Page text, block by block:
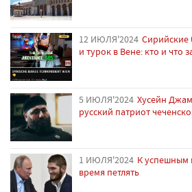
12 ИЮЛЯ'2024 Сирийские
и турок в Вене: кто и что
5 ИЮЛЯ'2024 Хусейн
русский патриот
1 ИЮЛЯ'2024 К успешным
время петлять